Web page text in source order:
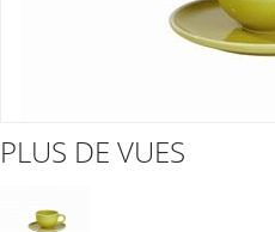
PLUS DE VUES